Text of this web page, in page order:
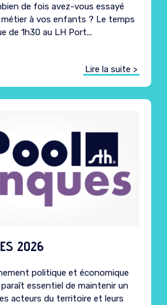
de fois avez-vous essayé
à vos enfants ? Le temps
de 1h30 au LH Port...
Lire la suite >
2026
politique et économique
essentiel de maintenir un
acteurs du territoire et leurs